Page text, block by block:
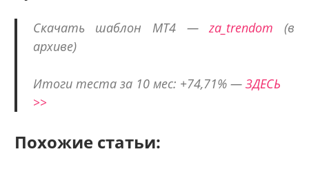
Скачать шаблон МТ4 —za_trendom (в
архиве)
Итоги теста за 10 мес: +74,71% — ЗДЕСЬ
>>
Похожие статьи: